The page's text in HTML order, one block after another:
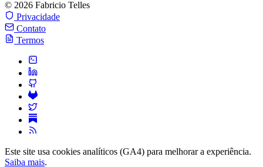
© 2026 Fabricio Telles
Privacidade
Contato
Termos
Este site usa cookies analíticos (GA4) para melhorar a experiência.
Saiba mais.